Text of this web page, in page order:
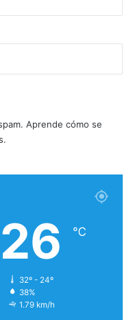
Aprende cómo se
26 ℃
32º - 24º
38%
1.79 km/h